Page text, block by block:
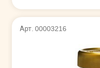
Арт. 00003216